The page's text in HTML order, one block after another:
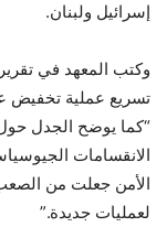
إسرائيل ولبنان.
وكتب المعهد في
تسريع عملية تخفيض
“كما يوضح الجدل حول
الانقسامات
الأمن جعلت من الصعب
لعمليات جديدة.”